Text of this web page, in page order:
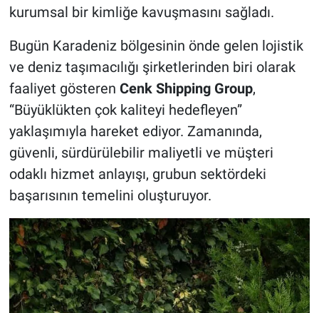
kurumsal bir kimliğe kavuşmasını sağladı.
Bugün Karadeniz bölgesinin önde gelen lojistik
ve deniz taşımacılığı şirketlerinden biri olarak
faaliyet gösteren Cenk Shipping Group,
“Büyüklükten çok kaliteyi hedefleyen”
yaklaşımıyla hareket ediyor. Zamanında,
güvenli, sürdürülebilir maliyetli ve müşteri
odaklı hizmet anlayışı, grubun sektördeki
başarısının temelini oluşturuyor.